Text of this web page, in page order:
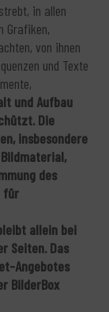
in allen
Grafiken,
von ihnen
und Texte
und Aufbau
Die
insbesondere
des
für
allein bei
Seiten. Das
Angebotes
BilderBox